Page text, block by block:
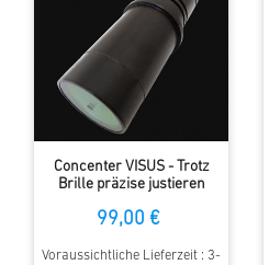
Concenter VISUS - Trotz
Brille präzise justieren
99,00 €
Voraussichtliche Lieferzeit : 3-